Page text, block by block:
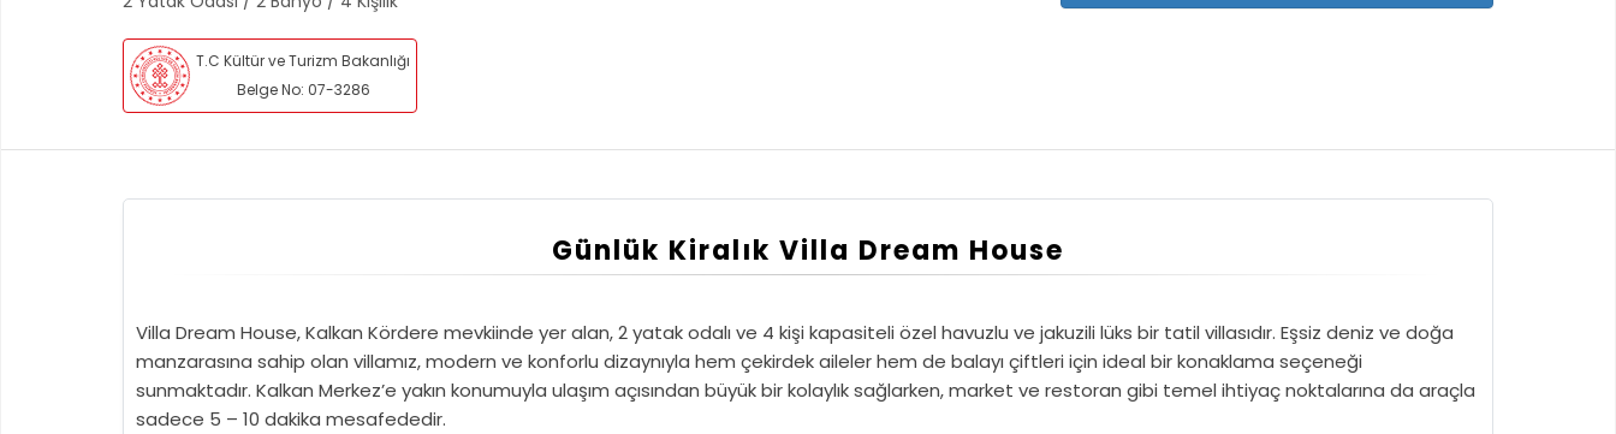
T.C Kültür ve Turizm Bakanlığı
Belge No: 07-3286
Günlük Kiralık Villa Dream House
Villa Dream House, Kalkan Kördere mevkiinde yer alan, 2 yatak odalı ve 4 kişi kapasiteli özel havuzlu ve jakuzili lüks bir tatil villasıdır. Eşsiz deniz ve doğa
manzarasına sahip olan villamız, modern ve konforlu dizaynıyla hem çekirdek aileler hem de balayı çiftleri için ideal bir konaklama seçeneği
sunmaktadır. Kalkan Merkez’e yakın konumuyla ulaşım açısından büyük bir kolaylık sağlarken, market ve restoran gibi temel ihtiyaç noktalarına da araçla
sadece 5 – 10 dakika mesafededir.